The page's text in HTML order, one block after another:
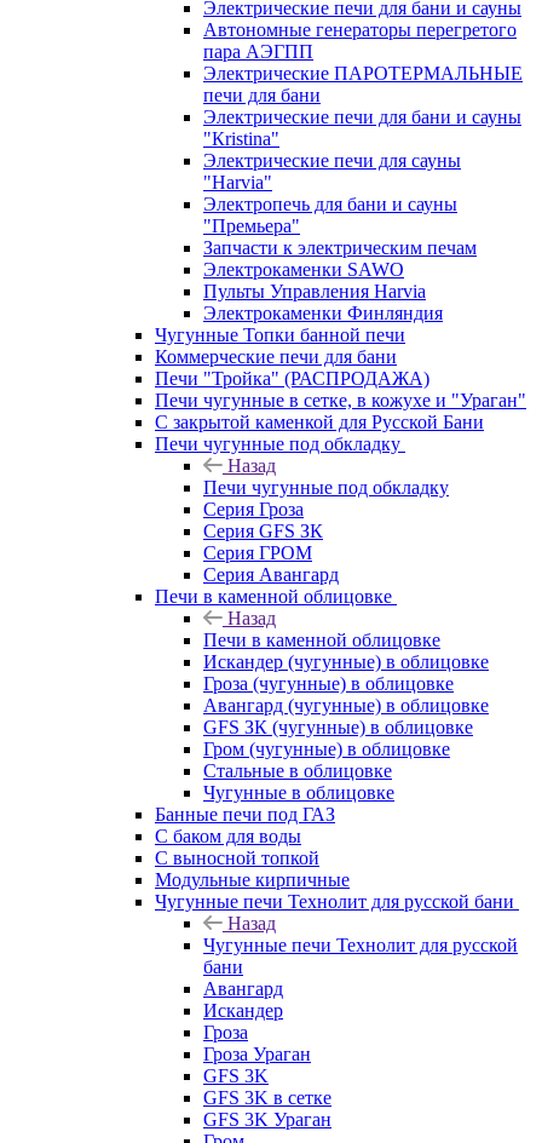
Электрические печи для бани и сауны
Автономные генераторы перегретого
пара АЭГПП
Электрические ПАРОТЕРМАЛЬНЫЕ
печи для бани
Электрические печи для бани и сауны
"Кristina"
Электрические печи для сауны
"Harvia"
Электропечь для бани и сауны
"Премьера"
Запчасти к электрическим печам
Электрокаменки SAWO
Пульты Управления Harvia
Электрокаменки Финляндия
Чугунные Топки банной печи
Коммерческие печи для бани
Печи "Тройка" (РАСПРОДАЖА)
Печи чугунные в сетке, в кожухе и "Ураган"
С закрытой каменкой для Русской Бани
Печи чугунные под обкладку
Назад
Печи чугунные под обкладку
Серия Гроза
Серия GFS ЗК
Серия ГРОМ
Серия Авангард
Печи в каменной облицовке
Назад
Печи в каменной облицовке
Искандер (чугунные) в облицовке
Гроза (чугунные) в облицовке
Авангард (чугунные) в облицовке
GFS ЗК (чугунные) в облицовке
Гром (чугунные) в облицовке
Стальные в облицовке
Чугунные в облицовке
Банные печи под ГАЗ
С баком для воды
С выносной топкой
Модульные кирпичные
Чугунные печи Технолит для русской бани
Назад
Чугунные печи Технолит для русской
бани
Авангард
Искандер
Гроза
Гроза Ураган
GFS 3K
GFS 3K в сетке
GFS 3K Ураган